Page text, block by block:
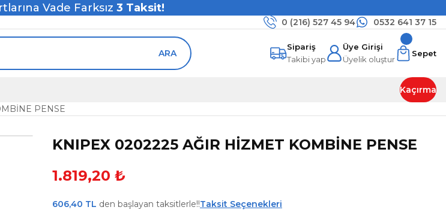
Vade Farksız 3 Taksit!
0 (216) 527 45 94 0532 641 37 15
ARA
Sipariş
Takibi yap
Üye Girişi
Üyelik oluştur
Sepet
Kaçırma
PENSE
KNIPEX 0202225 AĞIR HİZMET KOMBİNE PENSE
1.819,20 ₺
606,40 TL den başlayan taksitlerle!!Taksit Seçenekleri